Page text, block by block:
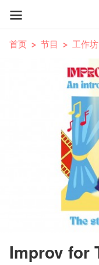
首页 节目 工作坊
Improv for